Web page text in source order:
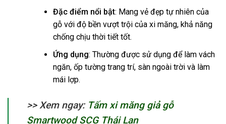
Đặc điểm nổi bật: Mang vẻ đẹp tự nhiên của
gỗ với độ bền vượt trội của xi măng, khả năng
chống chịu thời tiết tốt.
Ứng dụng: Thường được sử dụng để làm vách
ngăn, ốp tường trang trí, sàn ngoài trời và làm
mái lợp.
>> Xem ngay: Tấm xi măng giả gỗ
Smartwood SCG Thái Lan